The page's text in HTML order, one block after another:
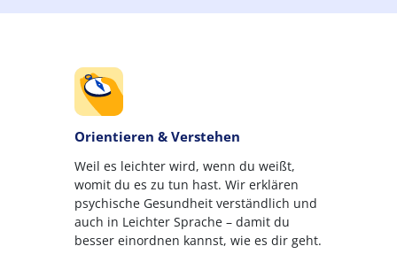
Orientieren & Verstehen
Weil es leichter wird, wenn du weißt,
womit du es zu tun hast. Wir erklären
psychische Gesundheit verständlich und
auch in Leichter Sprache – damit du
besser einordnen kannst, wie es dir geht.